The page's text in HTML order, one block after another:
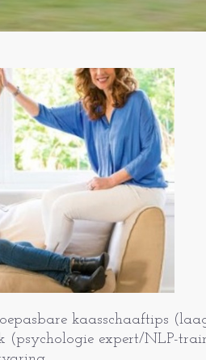
kaasschaaftips
(psychologie expert/NLP-